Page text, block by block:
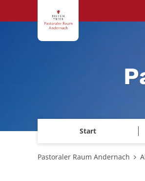
Start
Pastoraler Raum Andernach